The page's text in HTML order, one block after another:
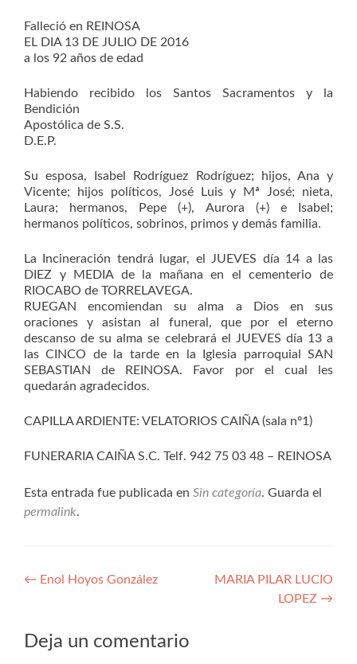
Falleció en REINOSA
EL DIA 13 DE JULIO DE 2016
a los 92 años de edad
Habiendo recibido los Santos Sacramentos y la
Bendición
Apostólica de S.S.
D.E.P.
Su esposa, Isabel Rodríguez Rodríguez; hijos, Ana y
Vicente; hijos políticos, José Luis y Mª José; nieta,
Laura; hermanos, Pepe (+), Aurora (+) e Isabel;
hermanos políticos, sobrinos, primos y demás familia.
La Incineración tendrá lugar, el JUEVES día 14 a las
DIEZ y MEDIA de la mañana en el cementerio de
RIOCABO de TORRELAVEGA.
RUEGAN encomiendan su alma a Dios en sus
oraciones y asistan al funeral, que por el eterno
descanso de su alma se celebrará el JUEVES día 13 a
las CINCO de la tarde en la Iglesia parroquial SAN
SEBASTIAN de REINOSA. Favor por el cual les
quedarán agradecidos.
CAPILLA ARDIENTE: VELATORIOS CAIÑA (sala nº1)
FUNERARIA CAIÑA S.C. Telf. 942 75 03 48 – REINOSA
Esta entrada fue publicada en Sin categoría. Guarda el
permalink.
Navegación
entradas
← Enol Hoyos González
MARIA PILAR LUCIO
LOPEZ →
Deja un comentario